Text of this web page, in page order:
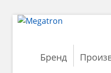
Бренд